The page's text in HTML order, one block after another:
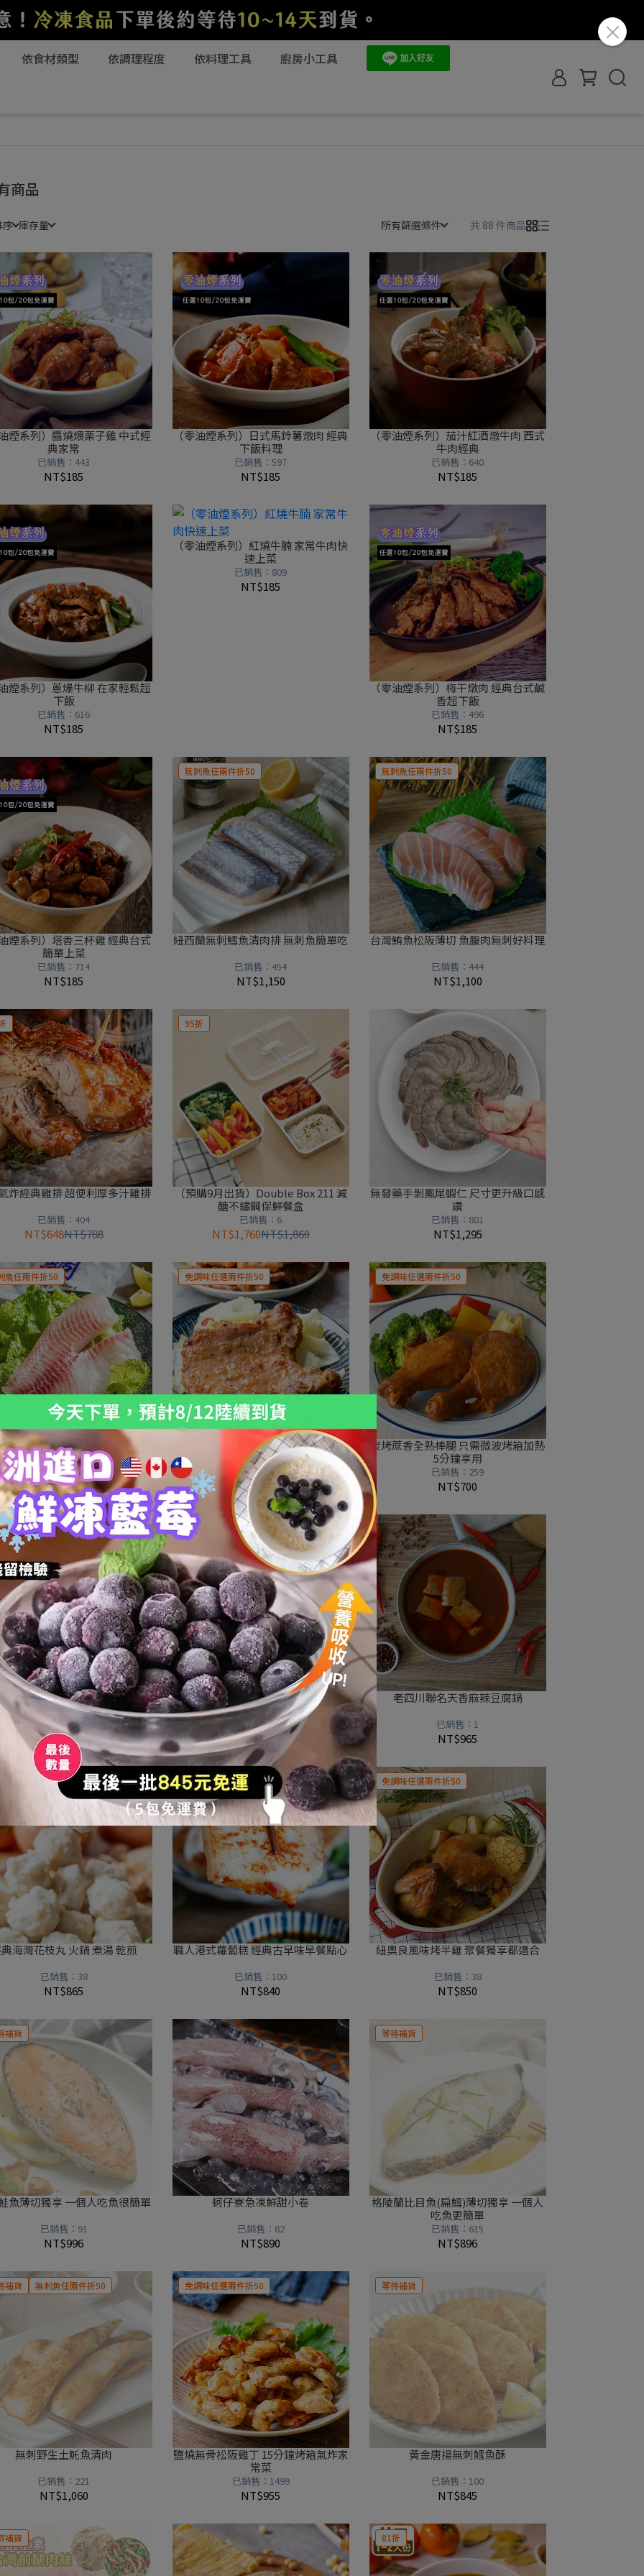
依食材類型 依調理程度 依料理工具 廚房小工具
商品
序 庫存量 所有篩選條件 共 88 件商品
煙系列）醬燒煨栗子雞 中式經
典家常
已銷售：443
NT$185
（零油煙系列）日式馬鈴薯燉肉 經典
下飯料理
已銷售：597
NT$185
（零油煙系列）茄汁紅酒燉牛肉 西式
牛肉經典
已銷售：640
NT$185
煙系列）蔥爆牛柳 在家輕鬆超
下飯
已銷售：616
NT$185
（零油煙系列）紅燒牛腩 家常牛肉快
速上菜
已銷售：809
NT$185
（零油煙系列）梅干燉肉 經典台式鹹
香超下飯
已銷售：496
NT$185
系列）塔香三杯雞 經典台式
簡單上菜
已銷售：714
NT$185
無刺魚任兩件折50
紐西蘭無刺鱈魚清肉排 無刺魚簡單吃
已銷售：454
NT$1,150
無刺魚任兩件折50
台灣鮪魚松阪薄切 魚腹肉無刺好料理
已銷售：444
NT$1,100
炸經典雞排 超便利厚多汁雞排
已銷售：404
NT$648NT$788
95折
（預購9月出貨）Double Box 211 減
醣不鏽鋼保鮮餐盒
已銷售：6
NT$1,760NT$1,860
無發藥手剝鳳尾蝦仁 尺寸更升級口感
讚
已銷售：801
NT$1,295
魚任兩件折50
雲林口湖無刺鯛魚片
已銷售：569
NT$850
免調味任選兩件折50
台灣古早味滷排骨 鹹香下飯經典味
已銷售：450
NT$699
免調味任選兩件折50
炭烤蔗香全熟棒腿 只需微波烤箱加熱
5分鐘享用
已銷售：259
NT$700
味任選兩件折50
豬肉高麗菜水餃 家常必備食材
已銷售：105
NT$895
等待補貨 免調味任選兩件折50
府城珍味蝦捲 氣炸 烤箱 15分上桌
已銷售：1497
NT$965
老四川聯名天香麻辣豆腐鍋
已銷售：1
NT$965
海灣花枝丸 火鍋 煮湯 乾煎
已銷售：38
NT$865
免調味任選兩件折50
職人港式蘿蔔糕 經典古早味早餐點心
已銷售：100
NT$840
免調味任選兩件折50
紐奧良風味烤半雞 聚餐獨享都適合
已銷售：38
NT$850
補貨
魚薄切獨享 一個人吃魚很簡單
已銷售：91
NT$996
蚵仔寮急凍鮮甜小卷
已銷售：82
NT$890
等待補貨
格陵蘭比目魚(扁鱈)薄切獨享 一個人
吃魚更簡單
已銷售：615
NT$896
補貨 無刺魚任兩件折50
無刺野生土魠魚清肉
已銷售：221
NT$1,060
免調味任選兩件折50
鹽燒無骨松阪雞丁 15分鐘烤箱氣炸家
常菜
已銷售：1499
NT$955
等待補貨
黃金唐揚無刺鱈魚酥
已銷售：100
NT$845
補貨 81折